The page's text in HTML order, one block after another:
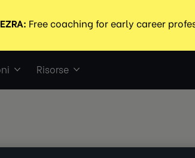
Risorse